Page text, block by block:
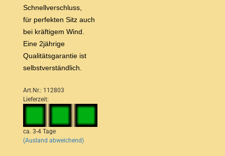
Schnellverschluss,
für perfekten Sitz auch
bei kräftigem Wind.
Eine 2jährige
Qualitätsgarantie ist
selbstverständlich.
Art.Nr.: 112803
Lieferzeit:
ca. 3-4 Tage
(Ausland abweichend)